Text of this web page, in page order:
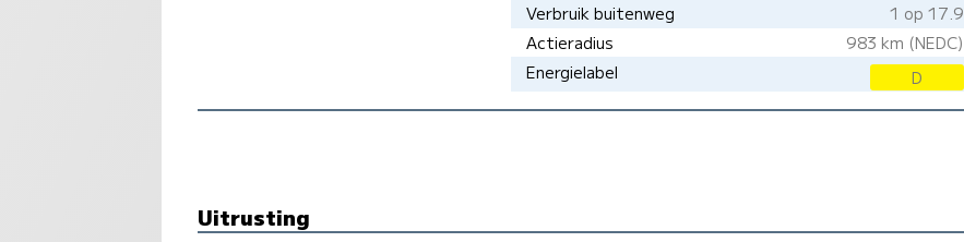
Verbruik buitenweg
1 op 17.9
Actieradius
983 km (NEDC)
Energielabel
D
Uitrusting